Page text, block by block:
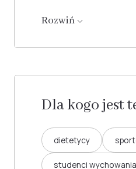
Rozwiń
Dla kogo jest
dietetycy
studenci